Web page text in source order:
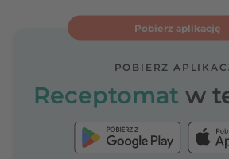
Pobierz aplikację
POBIERZ
Receptomat w